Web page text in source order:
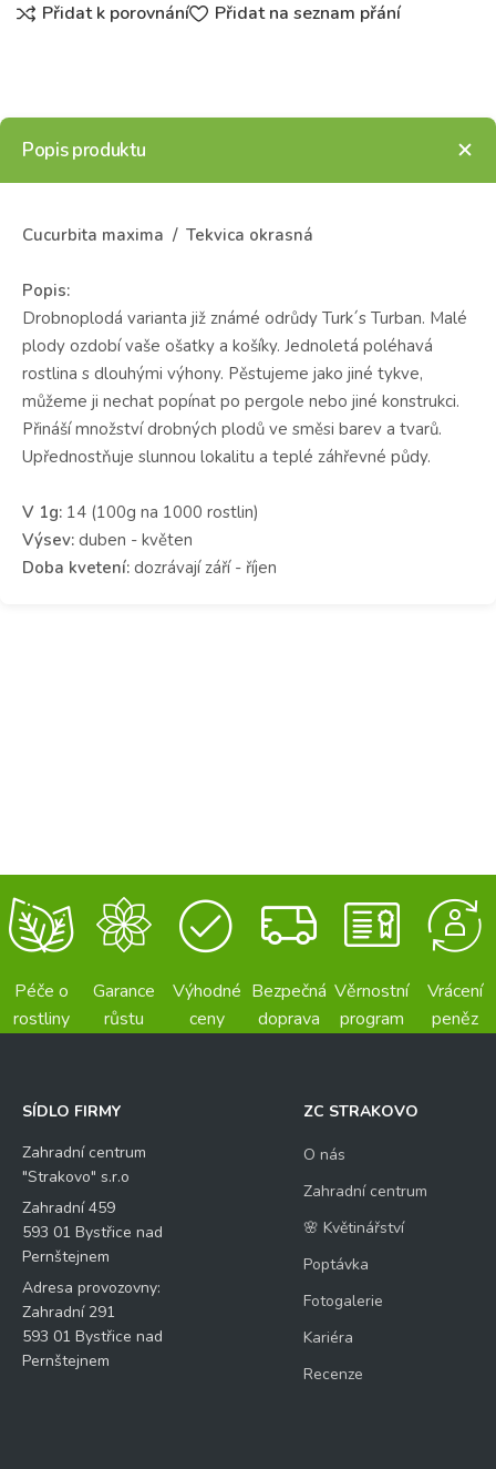
Přidat k porovnání Přidat na seznam přání
Popis produktu
Cucurbita maxima / Tekvica okrasná
Popis:
Drobnoplodá varianta již známé odrůdy Turk´s Turban. Malé
plody ozdobí vaše ošatky a košíky. Jednoletá poléhavá
rostlina s dlouhými výhony. Pěstujeme jako jiné tykve,
můžeme ji nechat popínat po pergole nebo jiné konstrukci.
Přináší množství drobných plodů ve směsi barev a tvarů.
Upřednostňuje slunnou lokalitu a teplé záhřevné půdy.
V 1g: 14 (100g na 1000 rostlin)
Výsev: duben - květen
Doba kvetení: dozrávají září - říjen
Péče o
rostliny
Garance
růstu
Výhodné
ceny
Bezpečná
doprava
Věrnostní
program
Vrácení
peněz
SÍDLO FIRMY
Zahradní centrum
"Strakovo" s.r.o
Zahradní 459
593 01 Bystřice nad
Pernštejnem
Adresa provozovny:
Zahradní 291
593 01 Bystřice nad
Pernštejnem
ZC STRAKOVO
O nás
Zahradní centrum
🌸 Květinářství
Poptávka
Fotogalerie
Kariéra
Recenze